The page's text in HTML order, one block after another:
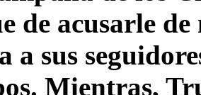
de acusarle
a sus
Mientras,